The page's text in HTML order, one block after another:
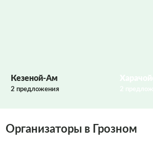
Кезеной-Ам
2 предложения
Организаторы в Грозном